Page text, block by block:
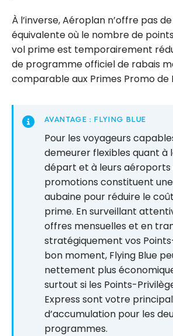
À l’inverse, Aéroplan n’offre pas
équivalente où le nombre de
vol prime est temporairement
de programme officiel de rabais
comparable aux Primes Promo de
AVANTAGE : FLYING BLUE
Pour les voyageurs
demeurer flexibles quant à
départ et à leurs aéroports
promotions constituent
aubaine pour réduire le
prime. En surveillant
offres mensuelles et en
stratégiquement vos
bon moment, Flying Blue
nettement plus
surtout si les Points-
Express sont votre
d’accumulation pour les
programmes.